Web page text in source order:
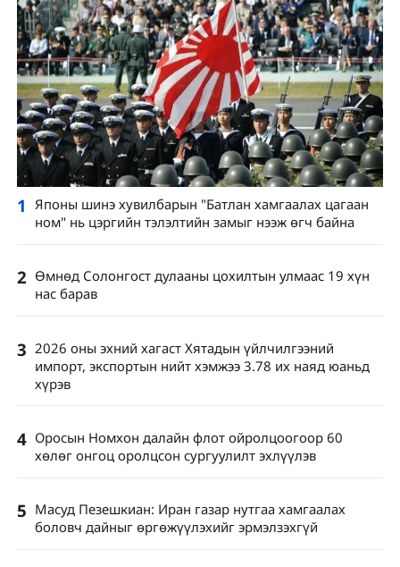
1 Японы шинэ хувилбарын "Батлан ​​​​хамгаалах цагаан
ном" нь цэргийн тэлэлтийн замыг нээж өгч байна
2 Өмнөд Солонгост дулааны цохилтын улмаас 19 хүн
нас барав
3 2026 оны эхний хагаст Хятадын үйлчилгээний
импорт, экспортын нийт хэмжээ 3.78 их наяд юаньд
хүрэв
4 Оросын Номхон далайн флот ойролцоогоор 60
хөлөг онгоц оролцсон сургуулилт эхлүүлэв
5 Масуд Пезешкиан: Иран газар нутгаа хамгаалах
боловч дайныг өргөжүүлэхийг эрмэлзэхгүй